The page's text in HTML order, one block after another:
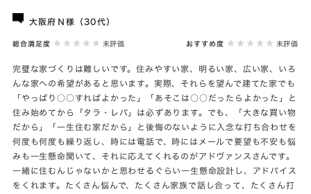
大阪府Ｎ様（30代）
総合満足度 未評価 おすすめ度 未評価
完璧な家づくりは難しいです。住みやすい家、明るい家、広い家、いろ
んな家への希望があると思います。実際、それらを望んで建てた家でも
「やっぱり○○すればよかった」「あそこは○○だったらよかった」と
住み始めてから「タラ・レバ」は必ずあります。でも、「大きな買い物
だから」「一生住む家だから」と後悔のないように入念な打ち合わせを
何度も何度も繰り返し、時には電話で、時にはメールで要望も不安も悩
みも一生懸命聞いて、それに応えてくれるのがアドヴァンスさんです。
一緒に住むんじゃないかと思わせるぐらい一生懸命設計し、アドバイス
をくれます。たくさん悩んで、たくさん家族で話し合って、たくさん打